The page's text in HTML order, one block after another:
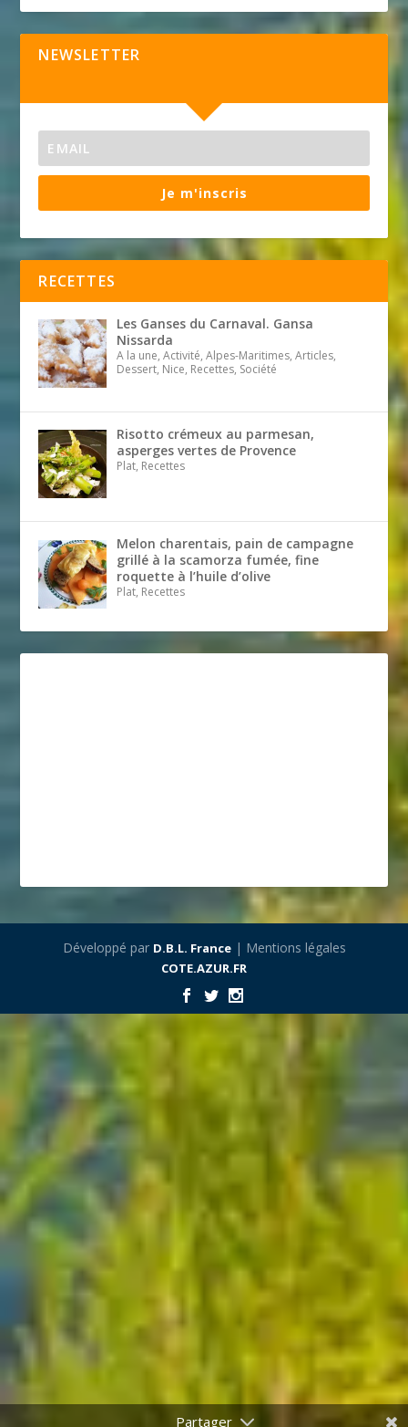
NEWSLETTER
Je m'inscris
RECETTES
Les Ganses du Carnaval. Gansa
Nissarda
A la une, Activité, Alpes-Maritimes, Articles,
Dessert, Nice, Recettes, Société
Risotto crémeux au parmesan,
asperges vertes de Provence
Plat, Recettes
Melon charentais, pain de campagne
grillé à la scamorza fumée, fine
roquette à l’huile d’olive
Plat, Recettes
Développé par D.B.L. France| Mentions légales
COTE.AZUR.FR